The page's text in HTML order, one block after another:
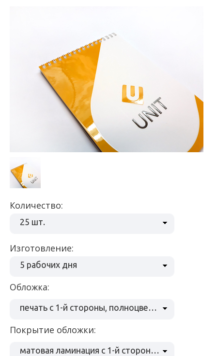
Количество:
25 шт.
Изготовление:
5 рабочих дня
Обложка:
печать с 1-й стороны, полноцвет (4+0), бумага мел 350 гр/м2
Покрытие обложки:
матовая ламинация с 1-й стороны + выборочный УФ лак